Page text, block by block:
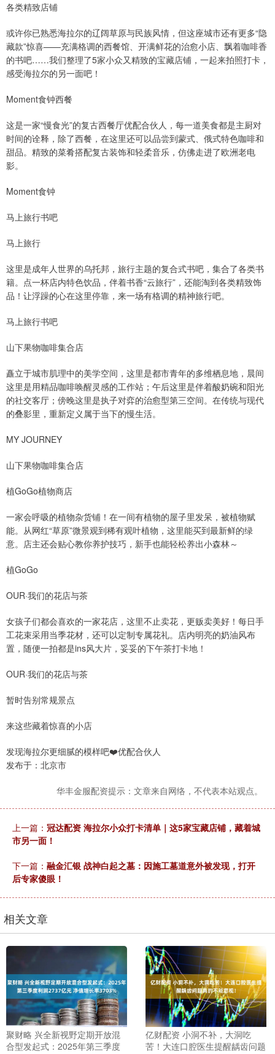
各类精致店铺
或许你已熟悉海拉尔的辽阔草原与民族风情，但这座城市还有更多“隐
藏款”惊喜——充满格调的西餐馆、开满鲜花的治愈小店、飘着咖啡香
的书吧……我们整理了5家小众又精致的宝藏店铺，一起来拍照打卡，
感受海拉尔的另一面吧！
Moment食钟西餐
这是一家“慢食光”的复古西餐厅优配合伙人，每一道美食都是主厨对
时间的诠释，除了西餐，在这里还可以品尝到蒙式、俄式特色咖啡和
甜品。精致的菜肴搭配复古装饰和轻柔音乐，仿佛走进了欧洲老电
影。
Moment食钟
马上旅行书吧
马上旅行
这里是成年人世界的乌托邦，旅行主题的复合式书吧，集合了各类书
籍。点一杯店内特色饮品，伴着书香“云旅行”，还能淘到各类精致饰
品！让浮躁的心在这里停靠，来一场有格调的精神旅行吧。
马上旅行书吧
山下果物咖啡集合店
矗立于城市肌理中的美学空间，这里是都市青年的多维栖息地，晨间
这里是用精品咖啡唤醒灵感的工作站；午后这里是伴着酸奶碗和阳光
的社交客厅；傍晚这里是执子对弈的治愈型第三空间。在传统与现代
的叠影里，重新定义属于当下的慢生活。
MY JOURNEY
山下果物咖啡集合店
植GoGo植物商店
一家会呼吸的植物杂货铺！在一间有植物的屋子里发呆，被植物赋
能。从网红“草原”微景观到稀有观叶植物，这里能买到最新鲜的绿
意。店主还会贴心教你养护技巧，新手也能轻松养出小森林～
植GoGo
OUR·我们的花店与茶
女孩子们都会喜欢的一家花店，这里不止卖花，更贩卖美好！每日手
工花束采用当季花材，还可以定制专属花礼。店内明亮的奶油风布
置，随便一拍都是ins风大片，妥妥的下午茶打卡地！
OUR·我们的花店与茶
暂时告别常规景点
来这些藏着惊喜的小店
发现海拉尔更细腻的模样吧❤️优配合伙人
发布于：北京市
华丰金服配资提示：文章来自网络，不代表本站观点。
上一篇： 冠达配资 海拉尔小众打卡清单｜这5家宝藏店铺，藏着城
市另一面！
下一篇： 融金汇银 战神白起之墓：因施工墓道意外被发现，打开
后专家傻眼！
相关文章
聚财略 兴全新视野定期开放混
合型发起式：2025年第三季度
亿财配资 小洞不补，大洞吃
苦！大连口腔医生提醒龋齿问题